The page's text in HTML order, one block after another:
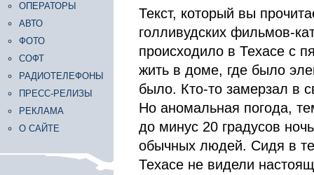
ОПЕРАТОРЫ
АВТО
ФОТО
СОФТ
РАДИОТЕЛЕФОНЫ
ПРЕСС-РЕЛИЗЫ
РЕКЛАМА
О САЙТЕ
Текст, который вы
голливудских фильмов-
происходило в Техасе с
жить в доме, где было
было. Кто-то замерзал в
Но аномальная погода,
до минус 20 градусов
обычных людей. Сидя в
Техасе не видели